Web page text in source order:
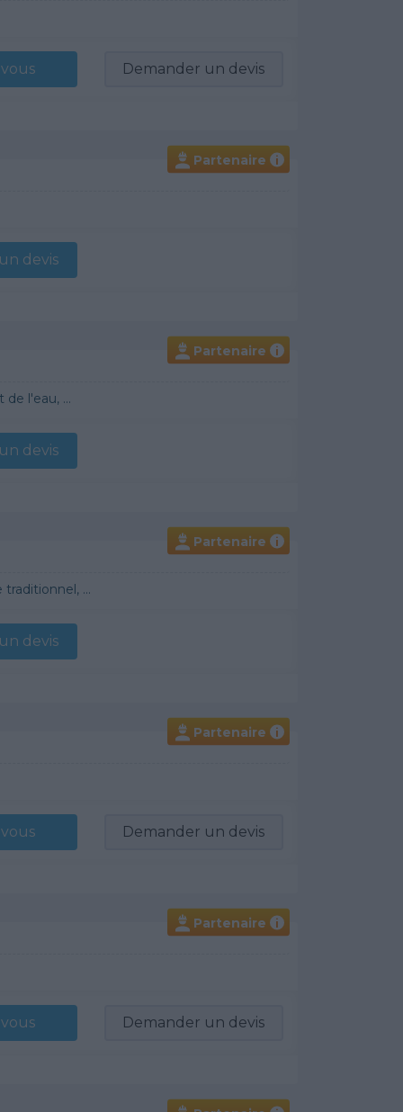
Demander un devis
Partenaire i
devis
Partenaire i
l'eau, ...
devis
Partenaire i
...
devis
Partenaire i
Demander un devis
Partenaire i
Demander un devis